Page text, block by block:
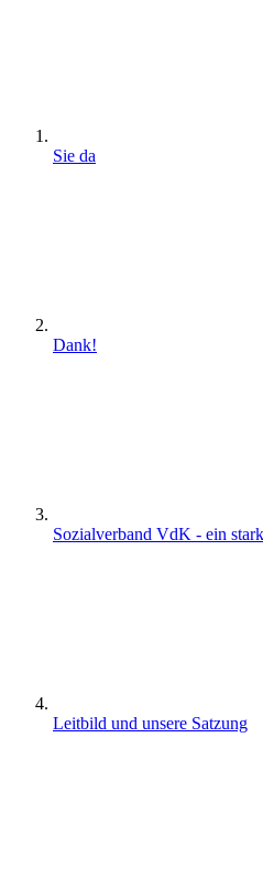
Sie da
Dank!
Sozialverband VdK - ein
Leitbild und unsere Satzung